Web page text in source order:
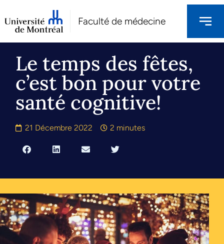
Faculté de médecine
Le temps des fêtes,
c’est bon pour votre
santé cognitive!
21 Décembre 2022 2 minutes